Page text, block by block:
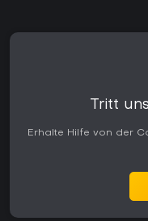
Tritt
Erhalte Hilfe von der